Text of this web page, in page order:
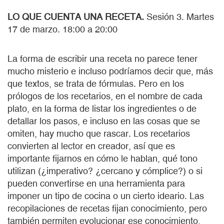
LO QUE CUENTA UNA RECETA. Sesión 3. Martes
17 de marzo. 18:00 a 20:00
La forma de escribir una receta no parece tener
mucho misterio e incluso podríamos decir que, más
que textos, se trata de fórmulas. Pero en los
prólogos de los recetarios, en el nombre de cada
plato, en la forma de listar los ingredientes o de
detallar los pasos, e incluso en las cosas que se
omiten, hay mucho que rascar. Los recetarios
convierten al lector en creador, así que es
importante fijarnos en cómo le hablan, qué tono
utilizan (¿imperativo? ¿cercano y cómplice?) o si
pueden convertirse en una herramienta para
imponer un tipo de cocina o un cierto ideario. Las
recopilaciones de recetas fijan conocimiento, pero
también permiten evolucionar ese conocimiento,